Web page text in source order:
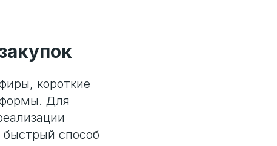
короткие
Для
способ